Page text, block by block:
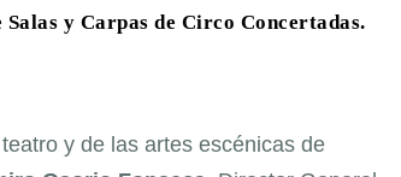
y Carpas de Circo Concertadas.
y de las artes escénicas de